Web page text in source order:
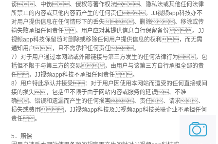
谤、中伤、侵权等著作权法、隐私法或其他任何法律
所禁止的内容或其他内容而产生的任何责任。JJ视频app科技亦不
对用户提供信息在任何情形下的丢失、删除、移除或传
输失败承担任何责任，用户应对其提供信息自行保留备份。JJ
视频app科技保留随时删除或移除任何用户提供信息的权利，而无需
通知用户，且不需承担任何责任。
7）对于用户通过本网站或外部链接与第三方发生的任何法律行为，包
括但不限于与第三方的交易，由用户与该第三方自行承担全部的责
任，JJ视频app科技不承担任何责任。
8）用户特此承认并接受：对于用户因使用本网站而遭受的任何直接或间
接的损失，包括但不限于由于网站内容或服务的延误、不准
确、错误和遗漏而产生的任何损害、责任、请求、
损失或费用，JJ视频app科技及JJ视频app科技关联企业不承担任何
责任。
5．赔偿